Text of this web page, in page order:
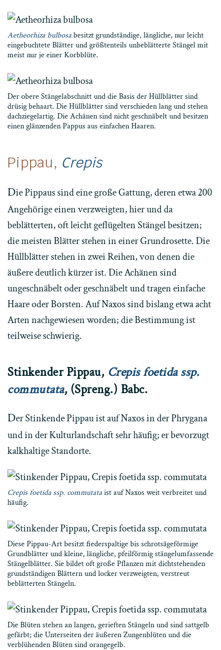
Aetheorhiza bulbosabesitzt grundständige, längliche, nur leicht
eingebuchtete Blätter und größtenteils unbeblätterte Stängel mit
meist nur je einer Korbblüte.
Der obere Stängelabschnitt und die Basis der Hüllblätter sind
drüsig behaart. Die Hüllblätter sind verschieden lang und stehen
dachziegelartig. Die Achänen sind nicht geschnäbelt und besitzen
einen glänzenden Pappus aus einfachen Haaren.
Pippau, Crepis
Die Pippaus sind eine große Gattung, deren etwa 200
Angehörige einen verzweigten, hier und da
beblätterten, oft leicht geflügelten Stängel besitzen;
die meisten Blätter stehen in einer Grundrosette. Die
Hüllblätter stehen in zwei Reihen, von denen die
äußere deutlich kürzer ist. Die Achänen sind
ungeschnäbelt oder geschnäbelt und tragen einfache
Haare oder Borsten. Auf Naxos sind bislang etwa acht
Arten nachgewiesen worden; die Bestimmung ist
teilweise schwierig.
Stinkender Pippau, Crepis foetida ssp.
commutata, (Spreng.) Babc.
Der Stinkende Pippau ist auf Naxos in der Phrygana
und in der Kulturlandschaft sehr häufig; er bevorzugt
kalkhaltige Standorte.
Crepis foetida ssp. commutataist auf Naxos weit verbreitet und
häufig.
Diese Pippau-Art besitzt fiederspaltige bis schrotsägeförmige
Grundblätter und kleine, längliche, pfeilförmig stängelumfassende
Stängelblätter. Sie bildet oft große Pflanzen mit dichtstehenden
grundständigen Blättern und locker verzweigten, verstreut
beblätterten Stängeln.
Die Blüten stehen an langen, gerieften Stängeln und sind sattgelb
gefärbt; die Unterseiten der äußeren Zungenblüten und die
verblühenden Blüten sind orangegelb.